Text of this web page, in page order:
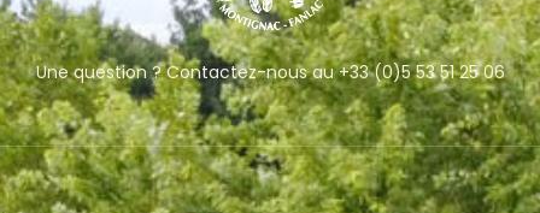
Une question ? Contactez-nous au +33 (0)5 53 51 25 06